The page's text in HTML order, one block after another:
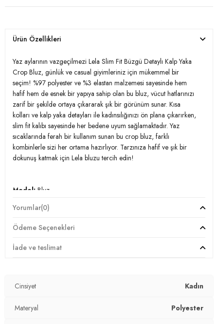
Ürün Özellikleri
Yaz aylarının vazgeçilmezi Lela Slim Fit Büzgü Detaylı Kalp Yaka
Crop Bluz, günlük ve casual giyimleriniz için mükemmel bir
seçim! %97 polyester ve %3 elastan malzemesi sayesinde hem
hafif hem de esnek bir yapıya sahip olan bu bluz, vücut hatlarınızı
zarif bir şekilde ortaya çıkararak şık bir görünüm sunar. Kısa
kolları ve kalp yaka detayları ile kadınsılığınızı ön plana çıkarırken,
slim fit kalıbı sayesinde her bedene uyum sağlamaktadır. Yaz
sıcaklarında ferah bir kullanım sunan bu crop bluz, farklı
kombinlerle sizi her ortama hazırlıyor. Tarzınıza hafif ve şık bir
dokunuş katmak için Lela bluzu tercih edin!
Model: Bluz
Giyim Tarzı:
Mevsim:Yazlık
Yorumlar(0)
Ödeme Seçenekleri
İade ve teslimat
Cinsiyet Kadın
Materyal Polyester